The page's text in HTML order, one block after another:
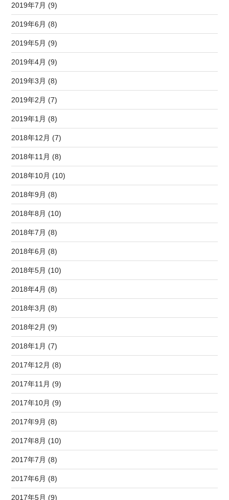
2019年7月 (9)
2019年6月 (8)
2019年5月 (9)
2019年4月 (9)
2019年3月 (8)
2019年2月 (7)
2019年1月 (8)
2018年12月 (7)
2018年11月 (8)
2018年10月 (10)
2018年9月 (8)
2018年8月 (10)
2018年7月 (8)
2018年6月 (8)
2018年5月 (10)
2018年4月 (8)
2018年3月 (8)
2018年2月 (9)
2018年1月 (7)
2017年12月 (8)
2017年11月 (9)
2017年10月 (9)
2017年9月 (8)
2017年8月 (10)
2017年7月 (8)
2017年6月 (8)
2017年5月 (9)